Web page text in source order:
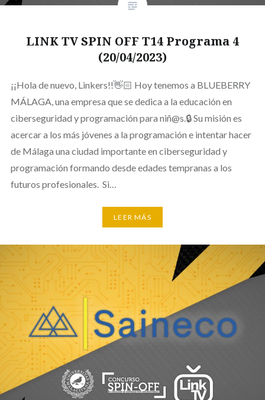
LINK TV SPIN OFF T14 Programa 4
(20/04/2023)
¡¡Hola de nuevo, Linkers!!👋🏻 Hoy tenemos a BLUEBERRY
MÁLAGA, una empresa que se dedica a la educación en
ciberseguridad y programación para niñ@s.🔒 Su misión es
acercar a los más jóvenes a la programación e intentar hacer
de Málaga una ciudad importante en ciberseguridad y
programación formando desde edades tempranas a los
futuros profesionales. Si…
LEER MÁS